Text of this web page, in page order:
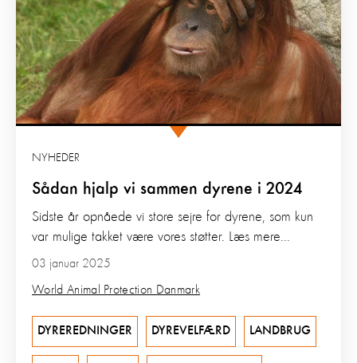
Sådan hjalp vi sammen dyrene i 2024
NYHEDER
03 januar 2025
World Animal Protection Danmark
Sidste år opnåede vi store sejre for dyrene, som kun
var mulige takket være vores støtter. Læs mere...
DYREREDNINGER DYREVELFÆRD LANDBRUG